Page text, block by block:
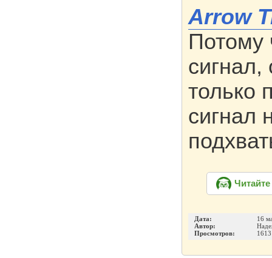
Arrow
Потому
сигнал,
только
сигнал
Дата:
16
Автор:
Просмотров:
1613